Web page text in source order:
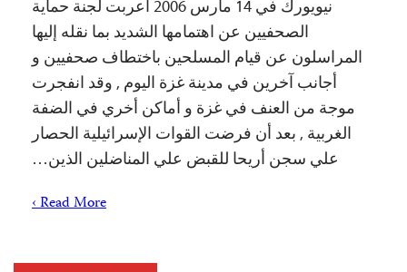
نيويورك في 14 مارس 2006 أعربت لجنة حماية
الصحفيين عن اهتمامها الشديد بما نقله إليها
المراسلون عن قيام المسلحين باختطاف صحفيين و
أجانب آخرين في مدينة غزة اليوم , وقد انفجرت
موجة من العنف في غزة و أماكن أخري في الضفة
الغربية , بعد أن فرضت القوات الإسرائيلية الحصار
علي سجن أريحا للقبض علي المناضلين الذين…
Read More ›